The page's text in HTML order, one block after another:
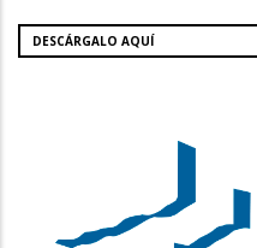
DESCÁRGALO AQUÍ